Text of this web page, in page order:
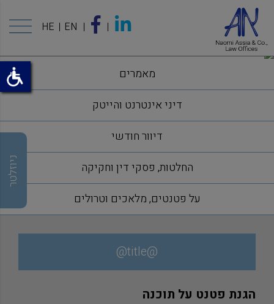
HE EN
מאמרים
דיני אינטרנט והייטק
דיוור חודשי
החלטות, פסקי דין וחקיקה
על פטנטים, מלאכים וטרולים
@title@
הגנת פטנט על תוכנה
ניוזלטר